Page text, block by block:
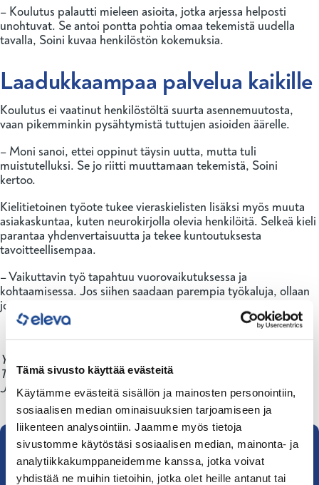
Tämä sivusto käyttää evästeitä
Käytämme evästeitä sisällön ja mainosten personointiin,
sosiaalisen median ominaisuuksien tarjoamiseen ja
liikenteen analysointiin. Jaamme myös tietoja
sivustomme käytöstäsi sosiaalisen median, mainonta- ja
analytiikkakumppaneidemme kanssa, jotka voivat
yhdistää ne muihin tietoihin, jotka olet heille antanut tai
– Koulutus palautti mieleen asioita, jotka arjessa helposti
unohtuvat. Se antoi pontta pohtia omaa tekemistä uudella
tavalla, Soini kuvaa henkilöstön kokemuksia.
Laadukkaampaa palvelua kaikille
Koulutus ei vaatinut henkilöstöltä suurta asennemuutosta,
vaan pikemminkin pysähtymistä tuttujen asioiden äärelle.
– Moni sanoi, ettei oppinut täysin uutta, mutta tuli
muistutelluksi. Se jo riitti muuttamaan tekemistä, Soini
kertoo.
Kielitietoinen työote tukee vieraskielisten lisäksi myös muuta
asiakaskuntaa, kuten neurokirjolla olevia henkilöitä. Selkeä kieli
parantaa yhdenvertaisuutta ja tekee kuntoutuksesta
tavoitteellisempaa.
– Vaikuttavin työ tapahtuu vuorovaikutuksessa ja
kohtaamisessa. Jos siihen saadaan parempia työkaluja, ollaan
jo pitkällä, Soini sanoo.
Yläkuvassa etualalla Sauli Soini. Hänen takanaan näkyvät
Taitotalon Olga Ustinova, Elena Wernick, Katja Kontos,
Johannes Nissinen ja Jussi Ahtiainen.
Eleva on osa Taitotaloa